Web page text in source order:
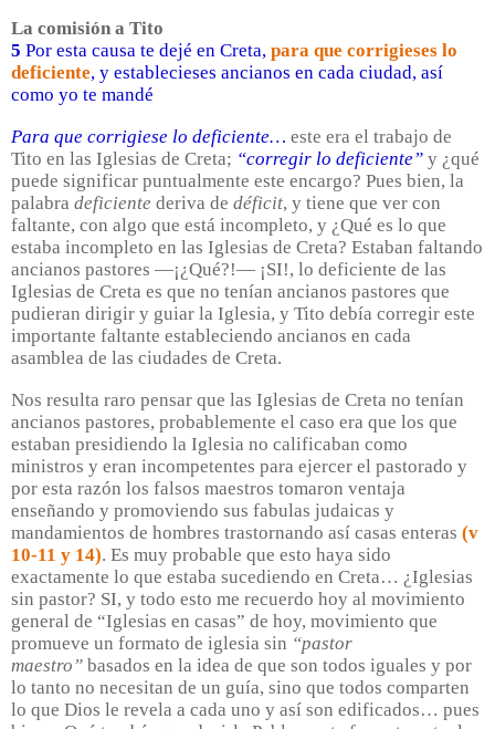
La comisión a Tito
5 Por esta causa te dejé en Creta, para que corrigieses lo
deficiente, y establecieses ancianos en cada ciudad, así
como yo te mandé
Para que corrigiese lo deficiente… este era el trabajo de
Tito en las Iglesias de Creta; “corregir lo deficiente” y ¿qué
puede significar puntualmente este encargo? Pues bien, la
palabra deficiente deriva de déficit, y tiene que ver con
faltante, con algo que está incompleto, y ¿Qué es lo que
estaba incompleto en las Iglesias de Creta? Estaban faltando
ancianos pastores —¡¿Qué?!— ¡SI!, lo deficiente de las
Iglesias de Creta es que no tenían ancianos pastores que
pudieran dirigir y guiar la Iglesia, y Tito debía corregir este
importante faltante estableciendo ancianos en cada
asamblea de las ciudades de Creta.
Nos resulta raro pensar que las Iglesias de Creta no tenían
ancianos pastores, probablemente el caso era que los que
estaban presidiendo la Iglesia no calificaban como
ministros y eran incompetentes para ejercer el pastorado y
por esta razón los falsos maestros tomaron ventaja
enseñando y promoviendo sus fabulas judaicas y
mandamientos de hombres trastornando así casas enteras (v
10-11 y 14). Es muy probable que esto haya sido
exactamente lo que estaba sucediendo en Creta… ¿Iglesias
sin pastor? SI, y todo esto me recuerdo hoy al movimiento
general de “Iglesias en casas” de hoy, movimiento que
promueve un formato de iglesia sin “pastor
maestro” basados en la idea de que son todos iguales y por
lo tanto no necesitan de un guía, sino que todos comparten
lo que Dios le revela a cada uno y así son edificados… pues